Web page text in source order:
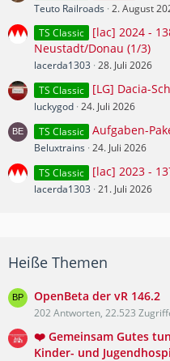
Teuto Railroads 2. August
TS Classic
[lac] 2024 -
Neustadt/Donau (1/3)
lacerda1303 28. Juli 2026
TS Classic
[LG] Dacia-
luckygod 24. Juli 2026
TS Classic Aufgaben-
Beluxtrains 24. Juli 2026
TS Classic
[lac] 2023 -
lacerda1303 21. Juli 2026
Heiße Themen
OpenBeta der vR 146.2
202 Antworten, 22.523
❤️ Gemeinsam Gutes
Kinder- und